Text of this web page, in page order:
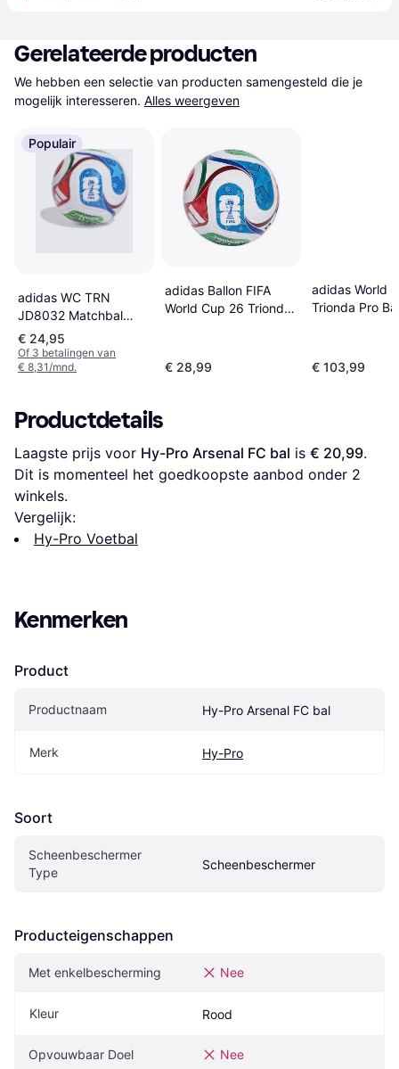
Gerelateerde producten
We hebben een selectie van producten samengesteld die je
mogelijk interesseren. Alles weergeven
Populair
adidas WC TRN
JD8032 Matchbal
Replica Nr 5 White
€ 24,95
Of 3 betalingen van
€ 8,31/mnd.
adidas Ballon FIFA
World Cup 26 Trionda
€ 28,99
adidas World
Trionda Pro
€ 103,99
Productdetails
Laagste prijs voor Hy-Pro Arsenal FC bal is € 20,99.
Dit is momenteel het goedkoopste aanbod onder 2
winkels.
Vergelijk:
Hy-Pro Voetbal
Kenmerken
Product
Productnaam Hy-Pro Arsenal FC bal
Merk Hy-Pro
Soort
Scheenbeschermer
Type
Scheenbeschermer
Producteigenschappen
Met enkelbescherming Nee
Kleur Rood
Opvouwbaar Doel Nee